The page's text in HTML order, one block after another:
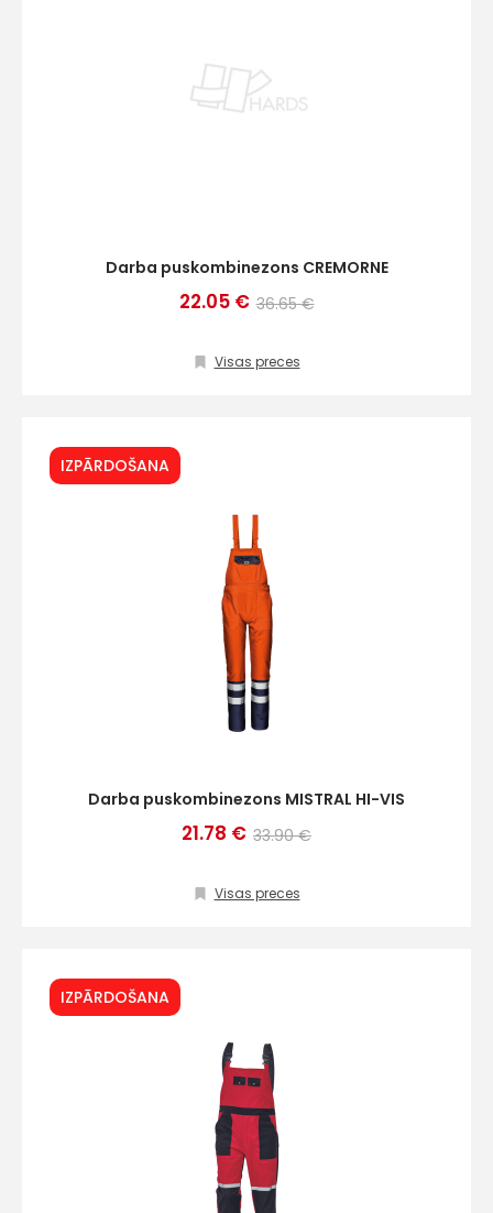
Darba puskombinezons CREMORNE
22.05 € 36.65 €
Visas preces
IZPĀRDOŠANA
Darba puskombinezons MISTRAL HI-VIS
21.78 € 33.90 €
Visas preces
IZPĀRDOŠANA